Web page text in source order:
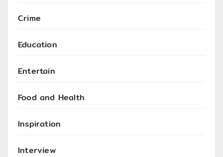
Crime
Education
Entertain
Food and Health
Inspiration
Interview